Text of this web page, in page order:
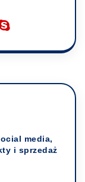
media,
i sprzedaż